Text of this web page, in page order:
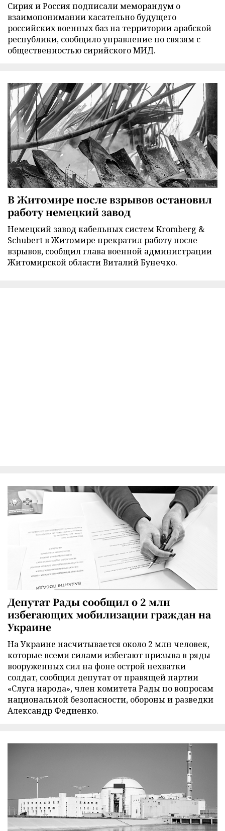
Сирия и Россия подписали меморандум о
взаимопонимании касательно будущего
российских военных баз на территории арабской
республики, сообщило управление по связям с
общественностью сирийского МИД.
В Житомире после взрывов остановил
работу немецкий завод
Немецкий завод кабельных систем Kromberg &
Schubert в Житомире прекратил работу после
взрывов, сообщил глава военной администрации
Житомирской области Виталий Бунечко.
Депутат Рады сообщил о 2 млн
избегающих мобилизации граждан на
Украине
На Украине насчитывается около 2 млн человек,
которые всеми силами избегают призыва в ряды
вооруженных сил на фоне острой нехватки
солдат, сообщил депутат от правящей партии
«Слуга народа», член комитета Рады по вопросам
национальной безопасности, обороны и разведки
Александр Федиенко.